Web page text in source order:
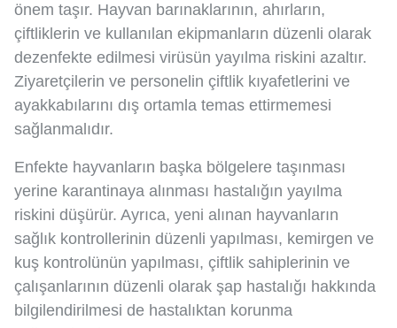
önem taşır. Hayvan barınaklarının, ahırların,
çiftliklerin ve kullanılan ekipmanların düzenli olarak
dezenfekte edilmesi virüsün yayılma riskini azaltır.
Ziyaretçilerin ve personelin çiftlik kıyafetlerini ve
ayakkabılarını dış ortamla temas ettirmemesi
sağlanmalıdır.
Enfekte hayvanların başka bölgelere taşınması
yerine karantinaya alınması hastalığın yayılma
riskini düşürür. Ayrıca, yeni alınan hayvanların
sağlık kontrollerinin düzenli yapılması, kemirgen ve
kuş kontrolünün yapılması, çiftlik sahiplerinin ve
çalışanlarının düzenli olarak şap hastalığı hakkında
bilgilendirilmesi de hastalıktan korunma